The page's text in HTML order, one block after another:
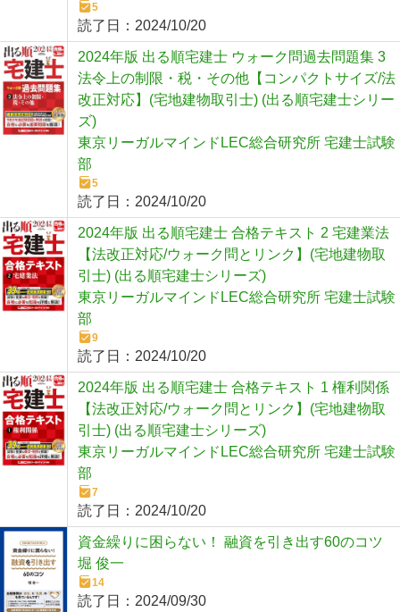
5
読了日： 2024/10/20
2024年版 出る順宅建士 ウォーク問過去問題集 3
法令上の制限・税・その他【コンパクトサイズ/法
改正対応】(宅地建物取引士) (出る順宅建士シリー
ズ)
東京リーガルマインドLEC総合研究所 宅建士試験
部
5
読了日： 2024/10/20
2024年版 出る順宅建士 合格テキスト 2 宅建業法
【法改正対応/ウォーク問とリンク】(宅地建物取
引士) (出る順宅建士シリーズ)
東京リーガルマインドLEC総合研究所 宅建士試験
部
9
読了日： 2024/10/20
2024年版 出る順宅建士 合格テキスト 1 権利関係
【法改正対応/ウォーク問とリンク】(宅地建物取
引士) (出る順宅建士シリーズ)
東京リーガルマインドLEC総合研究所 宅建士試験
部
7
読了日： 2024/10/20
資金繰りに困らない！ 融資を引き出す60のコツ
堀 俊一
14
読了日： 2024/09/30